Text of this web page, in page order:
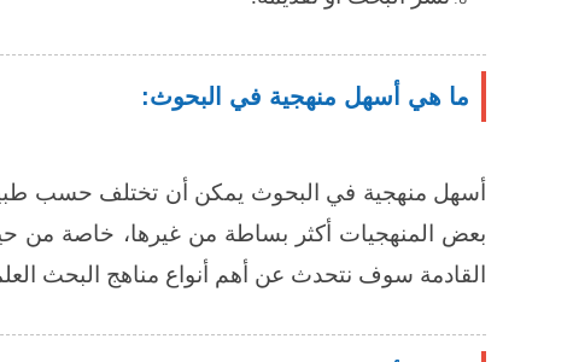
ما هي أسهل منهجية في البحوث:
أسهل منهجية في البحوث يمكن أن تختلف حسب
بعض المنهجيات أكثر بساطة من غيرها، خاصة من
القادمة سوف نتحدث عن أهم أنواع مناهج البحث